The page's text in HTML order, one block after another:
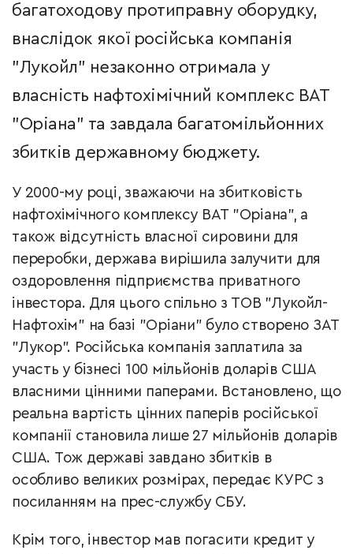
багатоходову протиправну оборудку,
внаслідок якої російська компанія
"Лукойл" незаконно отримала у
власність нафтохімічний комплекс ВАТ
"Оріана" та завдала багатомільйонних
збитків державному бюджету.
У 2000-му році, зважаючи на збитковість
нафтохімічного комплексу ВАТ "Оріана", а
також відсутність власної сировини для
переробки, держава вирішила залучити для
оздоровлення підприємства приватного
інвестора. Для цього спільно з ТОВ "Лукойл-
Нафтохім" на базі "Оріани" було створено ЗАТ
"Лукор". Російська компанія заплатила за
участь у бізнесі 100 мільйонів доларів США
власними цінними паперами. Встановлено, що
реальна вартість цінних паперів російської
компанії становила лише 27 мільйонів доларів
США. Тож державі завдано збитків в
особливо великих розмірах, передає КУРС з
посиланням на прес-службу СБУ.
Крім того, інвестор мав погасити кредит у